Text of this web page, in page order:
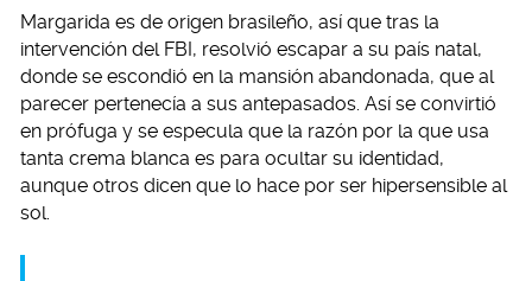
Margarida es de origen brasileño, así que tras la
intervención del FBI, resolvió escapar a su país natal,
donde se escondió en la mansión abandonada, que al
parecer pertenecía a sus antepasados. Así se convirtió
en prófuga y se especula que la razón por la que usa
tanta crema blanca es para ocultar su identidad,
aunque otros dicen que lo hace por ser hipersensible al
sol.